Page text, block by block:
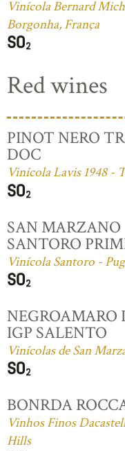
Vinícola Bernard
Borgonha, França
Red wines
PINOT NERO
DOC
Vinícola Lavis 1948 -
SAN MARZANO
SANTORO
Vinícola Santoro -
NEGROAMARO
IGP SALENTO
Vinícolas de San
BONRDA
Vinhos Finos
Hills